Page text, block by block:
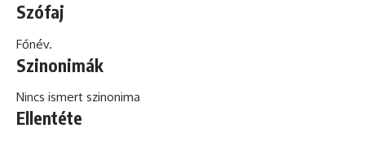
Szófaj
Főnév.
Szinonimák
Nincs ismert szinonima
Ellentéte